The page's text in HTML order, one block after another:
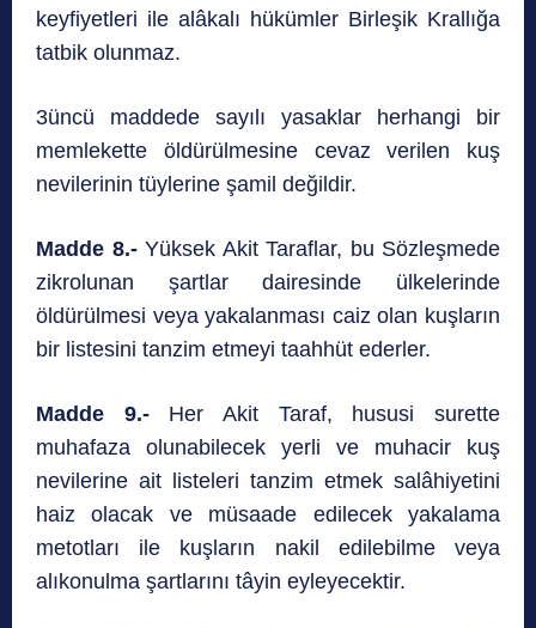
keyfiyetleri ile alâkalı hükümler Birleşik Krallığa
tatbik olunmaz.
3üncü maddede sayılı yasaklar herhangi bir
memlekette öldürülmesine cevaz verilen kuş
nevilerinin tüylerine şamil değildir.
Madde 8.-Yüksek Akit Taraflar, bu Sözleşmede
zikrolunan şartlar dairesinde ülkelerinde
öldürülmesi veya yakalanması caiz olan kuşların
bir listesini tanzim etmeyi taahhüt ederler.
Madde 9.-Her Akit Taraf, hususi surette
muhafaza olunabilecek yerli ve muhacir kuş
nevilerine ait listeleri tanzim etmek salâhiyetini
haiz olacak ve müsaade edilecek yakalama
metotları ile kuşların nakil edilebilme veya
alıkonulma şartlarını tâyin eyleyecektir.